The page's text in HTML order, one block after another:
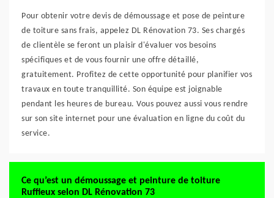
Pour obtenir votre devis de démoussage et pose de peinture
de toiture sans frais, appelez DL Rénovation 73. Ses chargés
de clientèle se feront un plaisir d'évaluer vos besoins
spécifiques et de vous fournir une offre détaillé,
gratuitement. Profitez de cette opportunité pour planifier vos
travaux en toute tranquillité. Son équipe est joignable
pendant les heures de bureau. Vous pouvez aussi vous rendre
sur son site internet pour une évaluation en ligne du coût du
service.
Ce qu’est un démoussage et peinture de toiture
Ruffieux selon DL Rénovation 73